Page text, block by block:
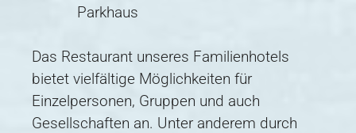
Parkhaus
Das Restaurant unseres Familienhotels
bietet vielfältige Möglichkeiten für
Einzelpersonen, Gruppen und auch
Gesellschaften an. Unter anderem durch